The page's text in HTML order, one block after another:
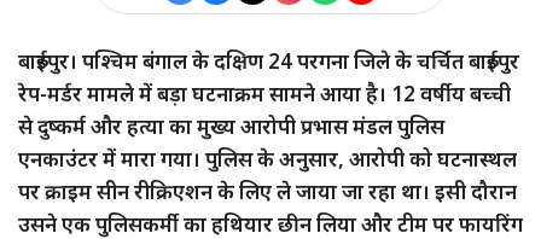
बारुईपुर। पश्चिम बंगाल के दक्षिण 24 परगना जिले के चर्चित बारुईपुर
रेप-मर्डर मामले में बड़ा घटनाक्रम सामने आया है। 12 वर्षीय बच्ची
से दुष्कर्म और हत्या का मुख्य आरोपी प्रभास मंडल पुलिस
एनकाउंटर में मारा गया। पुलिस के अनुसार, आरोपी को घटनास्थल
पर क्राइम सीन रीक्रिएशन के लिए ले जाया जा रहा था। इसी दौरान
उसने एक पुलिसकर्मी का हथियार छीन लिया और टीम पर फायरिंग